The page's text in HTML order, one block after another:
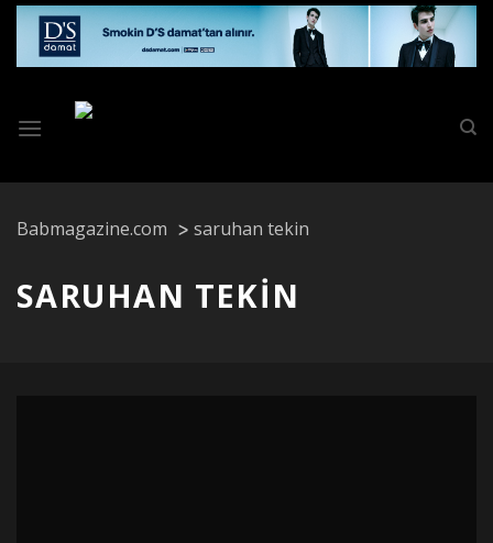
Skip
content
Babmagazine.com saruhan tekin
SARUHAN TEKIN